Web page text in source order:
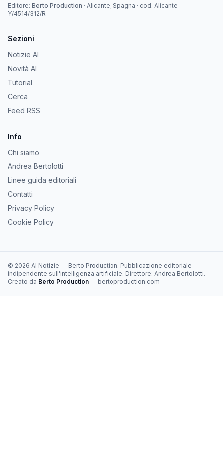
Editore: Berto Production · Alicante, Spagna · cod. Alicante
Y/4514/312/R
Sezioni
Notizie AI
Novità AI
Tutorial
Cerca
Feed RSS
Info
Chi siamo
Andrea Bertolotti
Linee guida editoriali
Contatti
Privacy Policy
Cookie Policy
© 2026 AI Notizie — Berto Production. Pubblicazione editoriale
indipendente sull'intelligenza artificiale. Direttore: Andrea Bertolotti.
Creato da Berto Production — bertoproduction.com